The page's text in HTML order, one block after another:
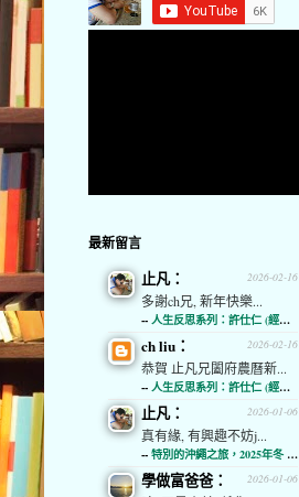
最新留言
2026-02-16
止凡：
多謝ch兄, 新年快樂...
-- 人生反思系列：許仕仁 (經濟通)
2026-02-16
ch liu：
恭賀 止凡兄闔府農曆新...
-- 人生反思系列：許仕仁 (經濟通)
2026-01-06
止凡：
真有緣, 有興趣不妨j...
-- 特別的沖繩之旅，2025年冬 (經濟通)
2026-01-06
學做富爸爸：